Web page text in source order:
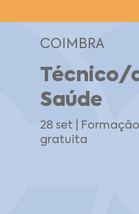
COIMBRA
Técnico/
Saúde
28 set | Formação
gratuita